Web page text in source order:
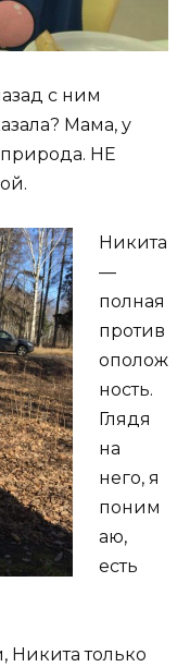
с ним
Мама, у
природа. НЕ
Никита
—
полная
против
ополож
ность.
Глядя
на
него, я
поним
аю,
есть
Никита только